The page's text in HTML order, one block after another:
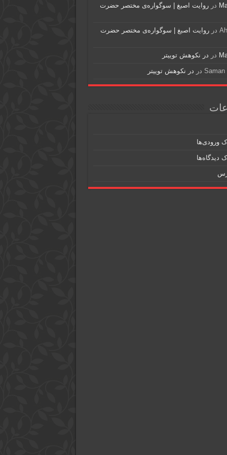
درروایت اصبغ | سوگواره‌ی مختصر حضرت
درروایت اصبغ | سوگواره‌ی مختصر حضرت
در در نکوهش توییتر
Saman در در نکوهش توییتر
ورودی‌ها
دیدگاه‌ها